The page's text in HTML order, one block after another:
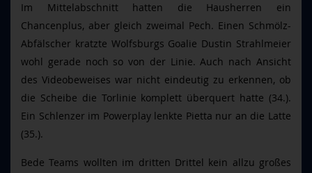
Im Mittelabschnitt hatten die Hausherren ein
Chancenplus, aber gleich zweimal Pech. Einen Schmölz-
Abfälscher kratzte Wolfsburgs Goalie Dustin Strahlmeier
wohl gerade noch so von der Linie. Auch nach Ansicht
des Videobeweises war nicht eindeutig zu erkennen, ob
die Scheibe die Torlinie komplett überquert hatte (34.).
Ein Schlenzer im Powerplay lenkte Pietta nur an die Latte
(35.).
Bede Teams wollten im dritten Drittel kein allzu großes